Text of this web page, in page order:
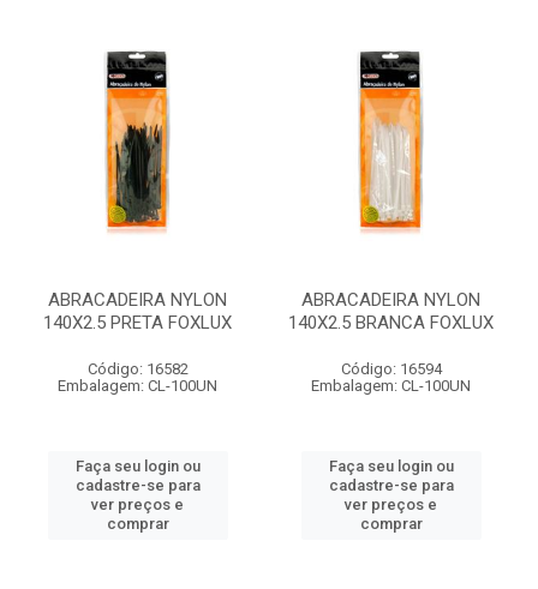
ABRACADEIRA NYLON
140X2.5 PRETA FOXLUX
Código: 16582
Embalagem: CL-100UN
Faça seu login ou
cadastre-se para
ver preços e
comprar
ABRACADEIRA NYLON
140X2.5 BRANCA FOXLUX
Código: 16594
Embalagem: CL-100UN
Faça seu login ou
cadastre-se para
ver preços e
comprar